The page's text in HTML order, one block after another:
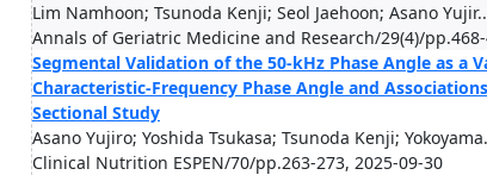
Lim Namhoon; Tsunoda Kenji; Seol Jaehoon; Asano
Annals of Geriatric Medicine and Research/29(4)/
Segmental Validation of the 50-kHz Phase Angle as a
Characteristic-Frequency Phase Angle and
Sectional Study
Asano Yujiro; Yoshida Tsukasa; Tsunoda Kenji;
Clinical Nutrition ESPEN/70/pp.263-273, 2025-09-30